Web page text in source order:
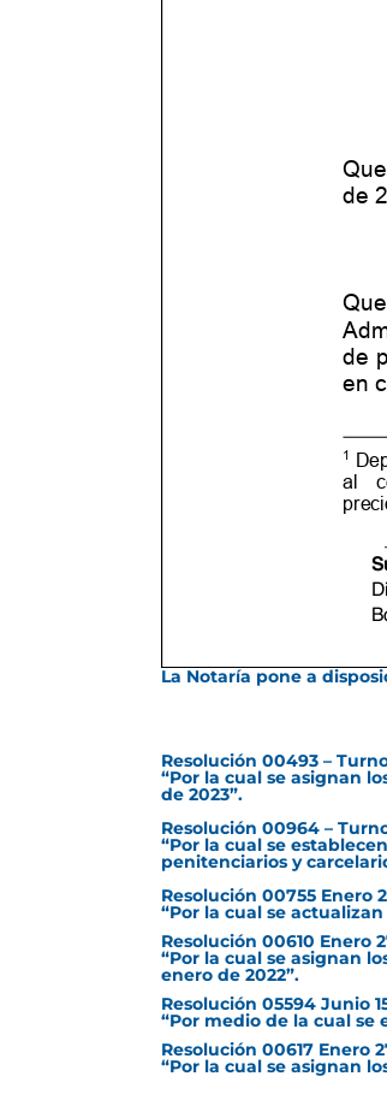
La Notaría pone a
Resolución 00493 –
“Por la cual se asignan
de 2023”.
Resolución 00964 –
“Por la cual se
penitenciarios y
Resolución 00755 Enero
“Por la cual se
Resolución 00610 Enero
“Por la cual se asignan
enero de 2022”.
Resolución 05594 Junio
“Por medio de la cual
Resolución 00617 Enero
“Por la cual se asignan